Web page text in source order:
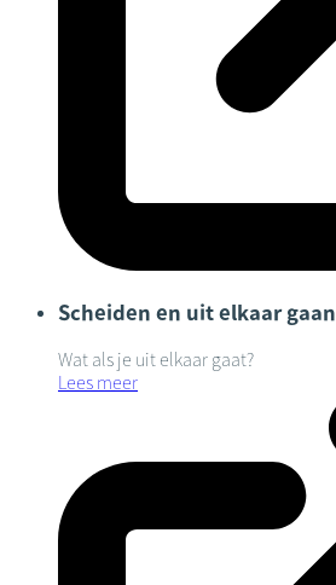
Scheiden en uit elkaar gaan
Wat als je uit elkaar gaat?
Lees meer